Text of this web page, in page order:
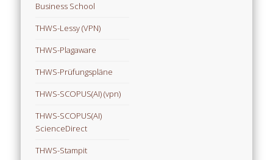
Business School
THWS-Lessy (VPN)
THWS-Plagaware
THWS-Prüfungspläne
THWS-SCOPUS(AI) (vpn)
THWS-SCOPUS(AI)
ScienceDirect
THWS-Stampit